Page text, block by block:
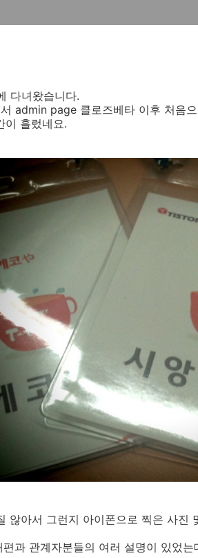
다녀왔습니다.
admin page 클로즈베타 이후 처음
이 흘렀네요.
않아서 그런지 아이폰으로 찍은 사진
편과 관계자분들의 여러 설명이 있었는